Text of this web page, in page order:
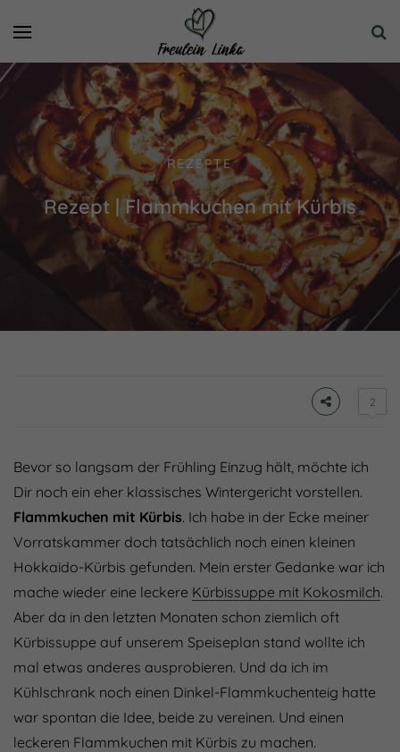
REZEPTE
Rezept | Flammkuchen mit Kürbis
2
Bevor so langsam der Frühling Einzug hält, möchte ich
Dir noch ein eher klassisches Wintergericht vorstellen.
Flammkuchen mit Kürbis. Ich habe in der Ecke meiner
Vorratskammer doch tatsächlich noch einen kleinen
Hokkaido-Kürbis gefunden. Mein erster Gedanke war ich
mache wieder eine leckere Kürbissuppe mit Kokosmilch.
Aber da in den letzten Monaten schon ziemlich oft
Kürbissuppe auf unserem Speiseplan stand wollte ich
mal etwas anderes ausprobieren. Und da ich im
Kühlschrank noch einen Dinkel-Flammkuchenteig hatte
war spontan die Idee, beide zu vereinen. Und einen
leckeren Flammkuchen mit Kürbis zu machen.